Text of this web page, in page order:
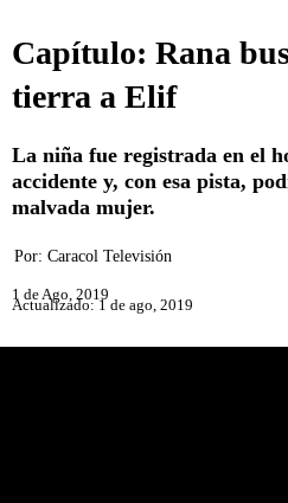
Capítulo: Rana
tierra a Elif
La niña fue registrada en el
accidente y, con esa pista,
malvada mujer.
Por: Caracol Televisión
1 de Ago, 2019
Actualizado: 1 de ago, 2019